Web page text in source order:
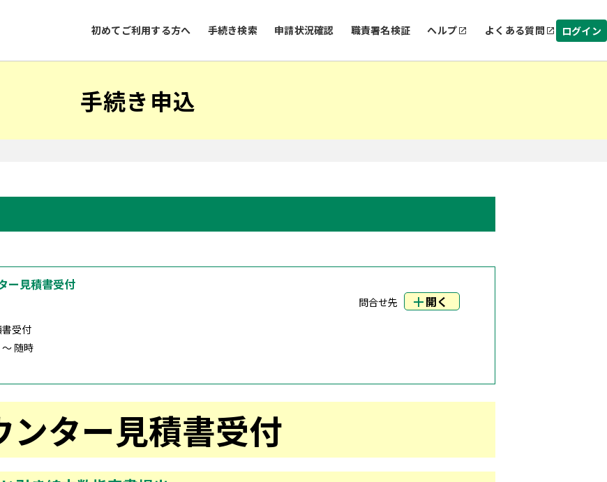
初めてご利用する方へ 手続き検索 申請状況確認 職責署名検証 ヘルプ よくある質問 ログイン
手続き申込
ー見積書受付
問合せ先 開く
受付
随時
ンター見積書受付